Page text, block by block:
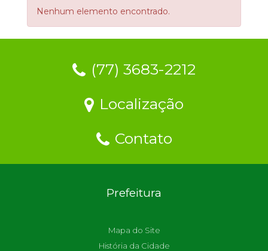
Nenhum elemento encontrado.
(77) 3683-2212
Localização
Contato
Prefeitura
Mapa do Site
História da Cidade